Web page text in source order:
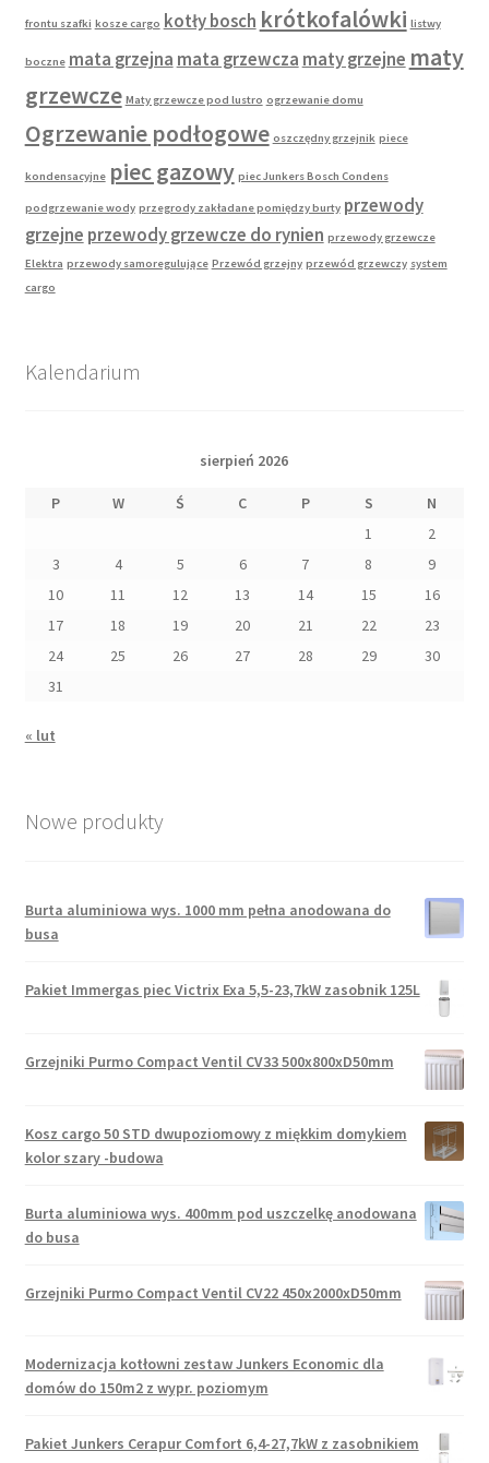
frontu szafki kosze cargo kotły bosch krótkofalówki listwy
boczne mata grzejna mata grzewcza maty grzejne maty
grzewcze Maty grzewcze pod lustro ogrzewanie domu
Ogrzewanie podłogowe oszczędny grzejnik piece
kondensacyjne piec gazowy piec Junkers Bosch Condens
podgrzewanie wody przegrody zakładane pomiędzy burty przewody
grzejne przewody grzewcze do rynien przewody grzewcze
Elektra przewody samoregulujące Przewód grzejny przewód grzewczy system
cargo
Kalendarium
sierpień 2026
P W Ś C P S
N
1
2
3
4 5 6 7 8
9
10
11 12 13 14 15
16
17
18 19 20 21 22
23
24
25 26 27 28 29
30
31
« lut
Nowe produkty
Burta aluminiowa wys. 1000 mm pełna anodowana do
busa
Pakiet Immergas piec Victrix Exa 5,5-23,7kW zasobnik 125L
Grzejniki Purmo Compact Ventil CV33 500x800xD50mm
Kosz cargo 50 STD dwupoziomowy z miękkim domykiem
kolor szary -budowa
Burta aluminiowa wys. 400mm pod uszczelkę anodowana
do busa
Grzejniki Purmo Compact Ventil CV22 450x2000xD50mm
Modernizacja kotłowni zestaw Junkers Economic dla
domów do 150m2 z wypr. poziomym
Pakiet Junkers Cerapur Comfort 6,4-27,7kW z zasobnikiem